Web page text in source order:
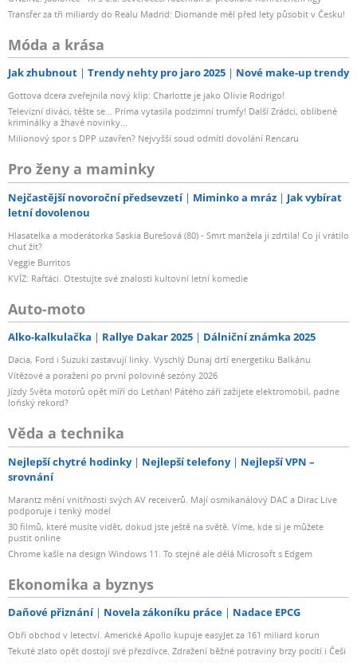
Transfer za tři miliardy do Realu Madrid: Diomande měl před lety působit v Česku!
Móda a krása
Jak zhubnout Trendy nehty pro jaro 2025 Nové make-up trendy
Gottova dcera zveřejnila nový klip: Charlotte je jako Olivie Rodrigo!
Televizní diváci, těšte se... Prima vytasila podzimní trumfy! Další Zrádci, oblíbené
kriminálky a žhavé novinky...
Milionový spor s DPP uzavřen? Nejvyšší soud odmítl dovolání Rencaru
Pro ženy a maminky
Nejčastější novoroční předsevzetí Miminko a mráz
Jak vybírat
letní dovolenou
Hlasatelka a moderátorka Saskia Burešová (80) - Smrt manžela ji zdrtila! Co jí vrátilo
chuť žít?
Veggie Burritos
KVÍZ: Rafťáci. Otestujte své znalosti kultovní letní komedie
Auto-moto
Alko-kalkulačka Rallye Dakar 2025 Dálniční známka 2025
Dacia, Ford i Suzuki zastavují linky. Vyschlý Dunaj drtí energetiku Balkánu
Vítězové a poražení po první polovině sezóny 2026
Jízdy Světa motorů opět míří do Letňan! Pátého září zažijete elektromobil, padne
loňský rekord?
Věda a technika
Nejlepší chytré hodinky Nejlepší telefony
Nejlepší VPN –
srovnání
Marantz mění vnitřnosti svých AV receiverů. Mají osmikanálový DAC a Dirac Live
podporuje i tenký model
30 filmů, které musíte vidět, dokud jste ještě na světě. Víme, kde si je můžete
pustit online
Chrome kašle na design Windows 11. To stejné ale dělá Microsoft s Edgem
Ekonomika a byznys
Daňové přiznání Novela zákoníku práce Nadace EPCG
Obří obchod v letectví. Americké Apollo kupuje easyJet za 161 miliard korun
Tekuté zlato opět dostojí své přezdívce. Zdražení běžné potraviny brzy pocítí i Češi